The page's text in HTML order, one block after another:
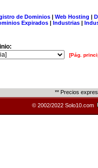
de Dominios| Web Hosting |
Expirados | Industrias |
[Pág.
** Precios
© 2002/2022 Solo10.com